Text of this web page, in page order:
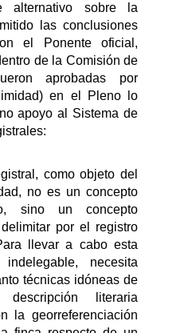
alternativo sobre la
las conclusiones
el Ponente oficial,
de la Comisión de
aprobadas por
en el Pleno lo
apoyo al Sistema de
como objeto del
no es un concepto
sino un concepto
por el registro
llevar a cabo esta
necesita
técnicas idóneas de
descripción literaria
la georreferenciación